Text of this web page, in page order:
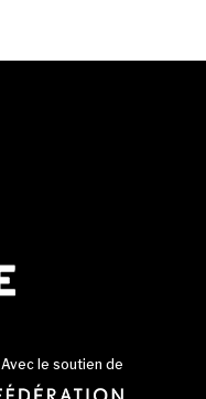
Avec le soutien de